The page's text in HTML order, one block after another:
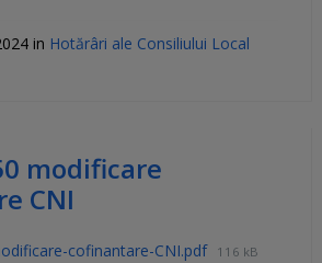
in Hotărâri ale Consiliului Local
modificare
CNI
cofinantare-CNI.pdf 116 kB